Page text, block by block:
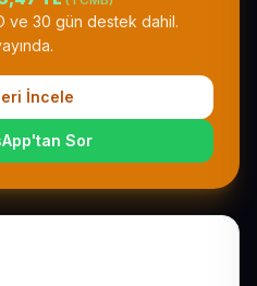
ve 30 gün destek dahil.
İncele
Sor